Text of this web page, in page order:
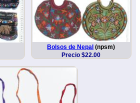
Bolsos de Nepal (npsm)
Precio $22.00